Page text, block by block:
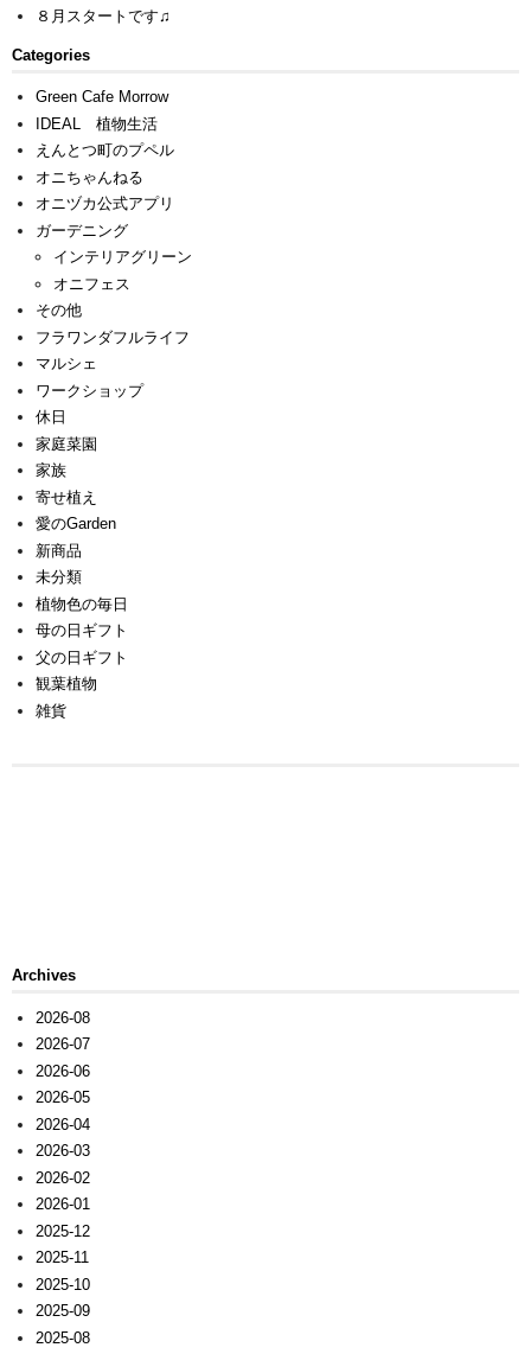
８月スタートです♫
Categories
Green Cafe Morrow
IDEAL 植物生活
えんとつ町のプペル
オニちゃんねる
オニヅカ公式アプリ
ガーデニング
インテリアグリーン
オニフェス
その他
フラワンダフルライフ
マルシェ
ワークショップ
休日
家庭菜園
家族
寄せ植え
愛のGarden
新商品
未分類
植物色の毎日
母の日ギフト
父の日ギフト
観葉植物
雑貨
Archives
2026-08
2026-07
2026-06
2026-05
2026-04
2026-03
2026-02
2026-01
2025-12
2025-11
2025-10
2025-09
2025-08